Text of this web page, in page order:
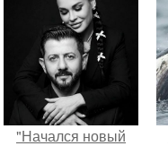
"Начался новый